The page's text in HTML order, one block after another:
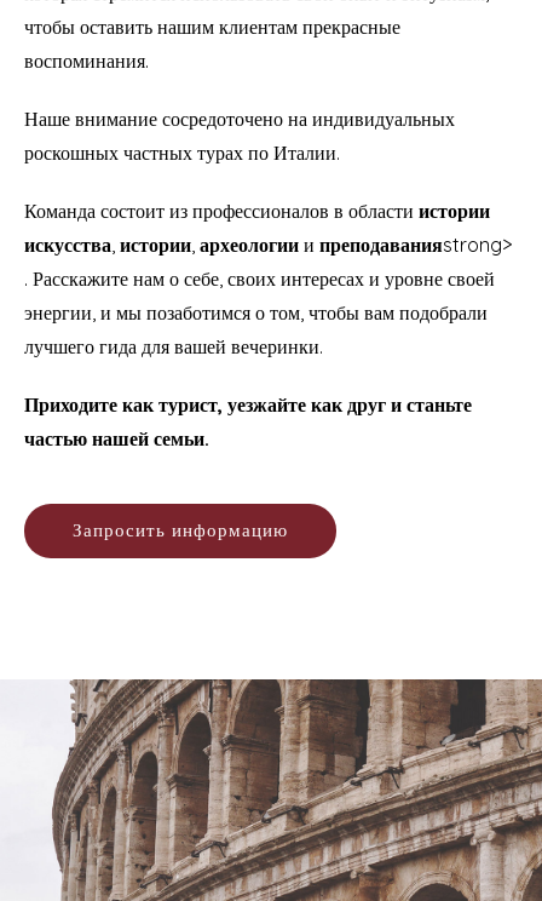
чтобы оставить нашим клиентам прекрасные
воспоминания.
Наше внимание сосредоточено на индивидуальных
роскошных частных турах по Италии.
Команда состоит из профессионалов в области истории
искусства, истории, археологии и преподаванияstrong>
. Расскажите нам о себе, своих интересах и уровне своей
энергии, и мы позаботимся о том, чтобы вам подобрали
лучшего гида для вашей вечеринки.
Приходите как турист, уезжайте как друг и станьте
частью нашей семьи.
Запросить информацию